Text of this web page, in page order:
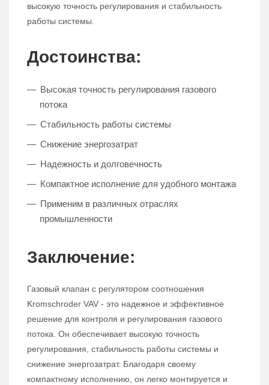
высокую точность регулирования и стабильность
работы системы.
Достоинства:
Высокая точность регулирования газового
потока
Стабильность работы системы
Снижение энергозатрат
Надежность и долговечность
Компактное исполнение для удобного монтажа
Применим в различных отраслях
промышленности
Заключение:
Газовый клапан с регулятором соотношения
Kromschroder VAV - это надежное и эффективное
решение для контроля и регулирования газового
потока. Он обеспечивает высокую точность
регулирования, стабильность работы системы и
снижение энергозатрат. Благодаря своему
компактному исполнению, он легко монтируется и